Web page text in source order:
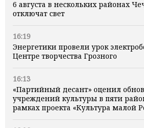
6 августа в нескольких районах
отключат свет
16:19
Энергетики провели урок
Центре творчества Грозного
16:13
«Партийный десант» оценил
учреждений культуры в пяти
рамках проекта «Культура малой